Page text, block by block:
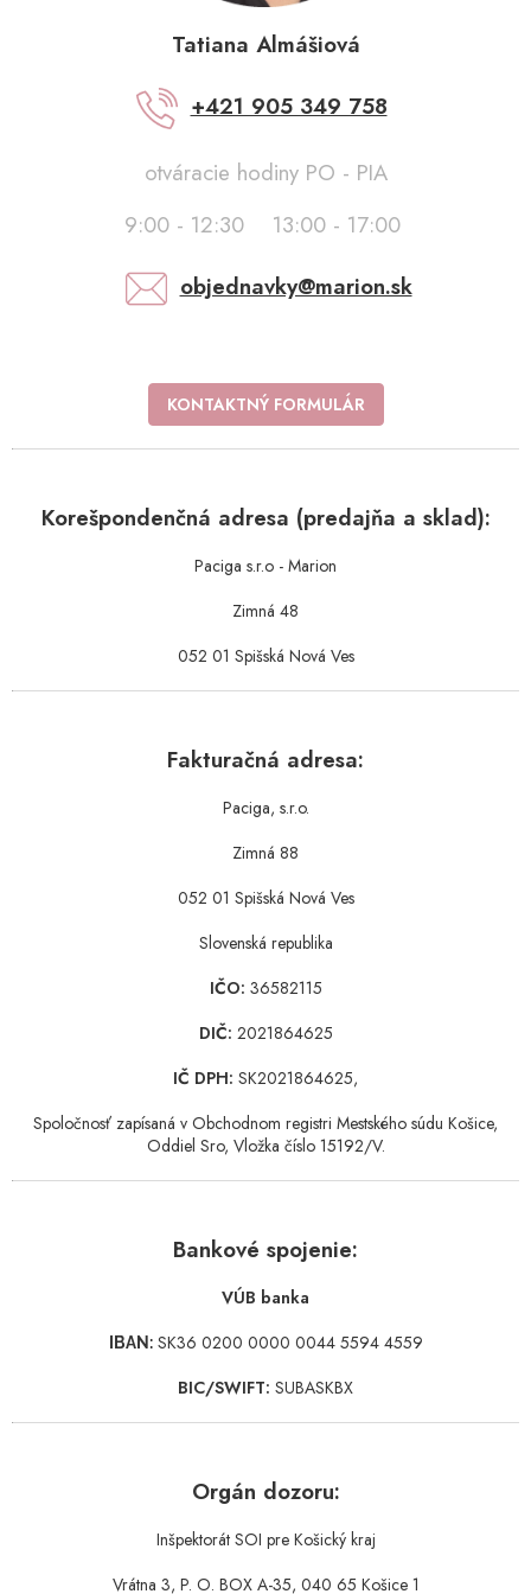
Tatiana Almášiová
+421 905 349 758
otváracie hodiny PO - PIA
9:00 - 12:30 13:00 - 17:00
objednavky@marion.sk
KONTAKTNÝ FORMULÁR
Korešpondenčná adresa (predajňa a sklad):
Paciga s.r.o - Marion
Zimná 48
052 01 Spišská Nová Ves
Fakturačná adresa:
Paciga, s.r.o.
Zimná 88
052 01 Spišská Nová Ves
Slovenská republika
IČO: 36582115
DIČ: 2021864625
IČ DPH: SK2021864625,
Spoločnosť zapísaná v Obchodnom registri Mestského súdu Košice,
Oddiel Sro, Vložka číslo 15192/V.
Bankové spojenie:
VÚB banka
IBAN:SK36 0200 0000 0044 5594 4559
BIC/SWIFT: SUBASKBX
Orgán dozoru:
Inšpektorát SOI pre Košický kraj
Vrátna 3, P. O. BOX A-35, 040 65 Košice 1